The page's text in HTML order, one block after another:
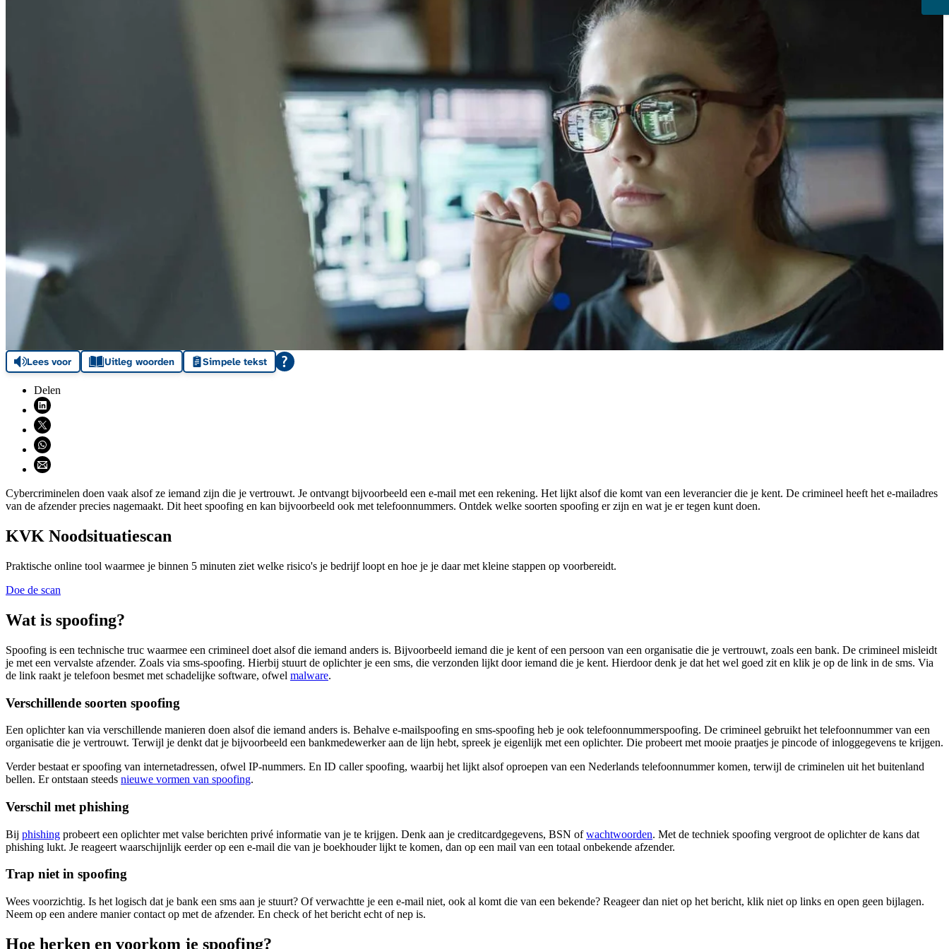
Lees voor Uitleg woorden Simpele tekst
Delen
Deel via LinkedIn (opent nieuw venster)
Deel via X (opent nieuw venster)
Deel via WhatsApp (opent WhatsApp)
Deel via email (opent email programma)
Cybercriminelen doen vaak alsof ze iemand zijn die je vertrouwt. Je ontvangt bijvoorbeeld een e-mail met een rekening. Het lijkt alsof die komt van een leverancier die je kent. De crimineel heeft het e-mailadres
van de afzender precies nagemaakt. Dit heet spoofing en kan bijvoorbeeld ook met telefoonnummers. Ontdek welke soorten spoofing er zijn en wat je er tegen kunt doen.
KVK Noodsituatiescan
Praktische online tool waarmee je binnen 5 minuten ziet welke risico's je bedrijf loopt en hoe je je daar met kleine stappen op voorbereidt.
Doe de scan
Wat is spoofing?
Spoofing is een technische truc waarmee een crimineel doet alsof die iemand anders is. Bijvoorbeeld iemand die je kent of een persoon van een organisatie die je vertrouwt, zoals een bank. De crimineel misleidt
je met een vervalste afzender. Zoals via sms-spoofing. Hierbij stuurt de oplichter je een sms, die verzonden lijkt door iemand die je kent. Hierdoor denk je dat het wel goed zit en klik je op de link in de sms. Via
de link raakt je telefoon besmet met schadelijke software, ofwel malware.
Verschillende soorten spoofing
Een oplichter kan via verschillende manieren doen alsof die iemand anders is. Behalve e-mailspoofing en sms-spoofing heb je ook telefoonnummerspoofing. De crimineel gebruikt het telefoonnummer van een
organisatie die je vertrouwt. Terwijl je denkt dat je bijvoorbeeld een bankmedewerker aan de lijn hebt, spreek je eigenlijk met een oplichter. Die probeert met mooie praatjes je pincode of inloggegevens te krijgen.
Verder bestaat er spoofing van internetadressen, ofwel IP-nummers. En ID caller spoofing, waarbij het lijkt alsof oproepen van een Nederlands telefoonnummer komen, terwijl de criminelen uit het buitenland
bellen. Er ontstaan steeds nieuwe vormen van spoofing.
Verschil met phishing
Bij phishing probeert een oplichter met valse berichten privé informatie van je te krijgen. Denk aan je creditcardgegevens, BSN ofwachtwoorden. Met de techniek spoofing vergroot de oplichter de kans dat
phishing lukt. Je reageert waarschijnlijk eerder op een e-mail die van je boekhouder lijkt te komen, dan op een mail van een totaal onbekende afzender.
Trap niet in spoofing
Wees voorzichtig. Is het logisch dat je bank een sms aan je stuurt? Of verwachtte je een e-mail niet, ook al komt die van een bekende? Reageer dan niet op het bericht, klik niet op links en open geen bijlagen.
Neem op een andere manier contact op met de afzender. En check of het bericht echt of nep is.
Hoe herken en voorkom je spoofing?